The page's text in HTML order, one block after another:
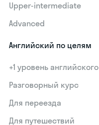
Upper-intermediate
Advanced
Английский по целям
+1 уровень английского
Разговорный курс
Для переезда
Для путешествий